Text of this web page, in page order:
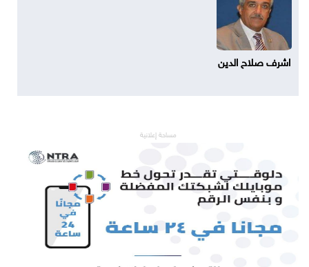
اشرف صلاح الدين
مساحة إعلانية